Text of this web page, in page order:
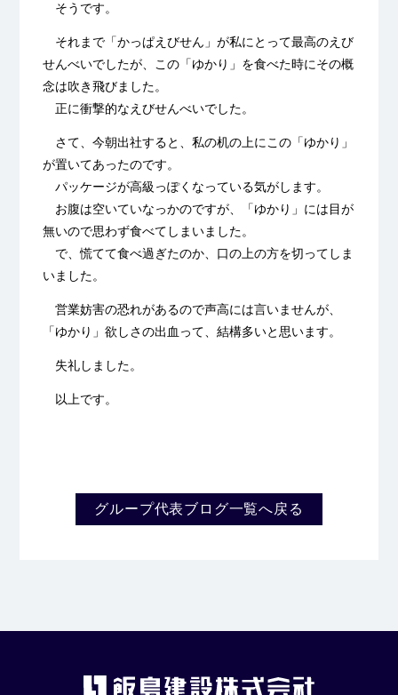
そうです。
それまで「かっぱえびせん」が私にとって最高のえび
せんべいでしたが、この「ゆかり」を食べた時にその概
念は吹き飛びました。
正に衝撃的なえびせんべいでした。
さて、今朝出社すると、私の机の上にこの「ゆかり」
が置いてあったのです。
パッケージが高級っぽくなっている気がします。
お腹は空いていなっかのですが、「ゆかり」には目が
無いので思わず食べてしまいました。
で、慌てて食べ過ぎたのか、口の上の方を切ってしま
いました。
営業妨害の恐れがあるので声高には言いませんが、
「ゆかり」欲しさの出血って、結構多いと思います。
失礼しました。
以上です。
グループ代表ブログ一覧へ戻る